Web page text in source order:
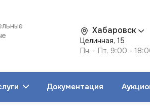
Хабаровск
Целинная, 15
Пн. - Пт. 9:00 -
Документация